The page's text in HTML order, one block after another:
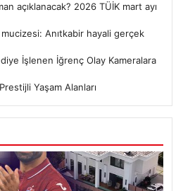
açıklanacak? 2026 TÜİK mart ayı
mucizesi: Anıtkabir hayali gerçek
İşlenen İğrenç Olay Kameralara
Yaşam Alanları